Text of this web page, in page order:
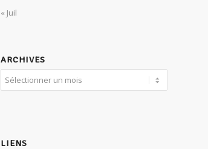
« Juil
ARCHIVES
LIENS